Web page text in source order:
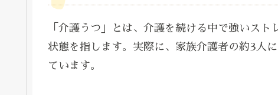
「介護うつ」とは、介護を続ける中で強いス
状態を指します。実際に、家族介護者の約3人
ています。